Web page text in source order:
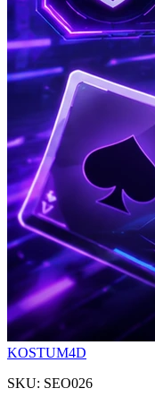
KOSTUM4D
SKU: SEO026